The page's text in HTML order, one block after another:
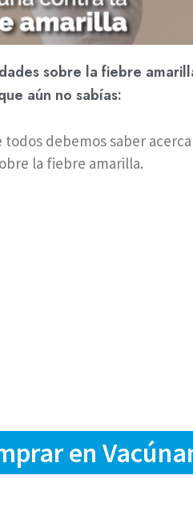
sobre la fiebre
aún no sabías:
todos debemos saber
la fiebre amarilla.
en